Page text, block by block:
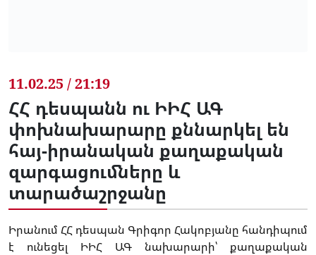
11.02.25 / 21:19
ՀՀ դեսպանն ու ԻԻՀ ԱԳ
փոխնախարարը քննարկել են
հայ-իրանական քաղաքական
զարգացումները և
տարածաշրջանը
Իրանում ՀՀ դեսպան Գրիգոր Հակոբյանը հանդիպում
է ունեցել ԻԻՀ ԱԳ նախարարի՝ քաղաքական